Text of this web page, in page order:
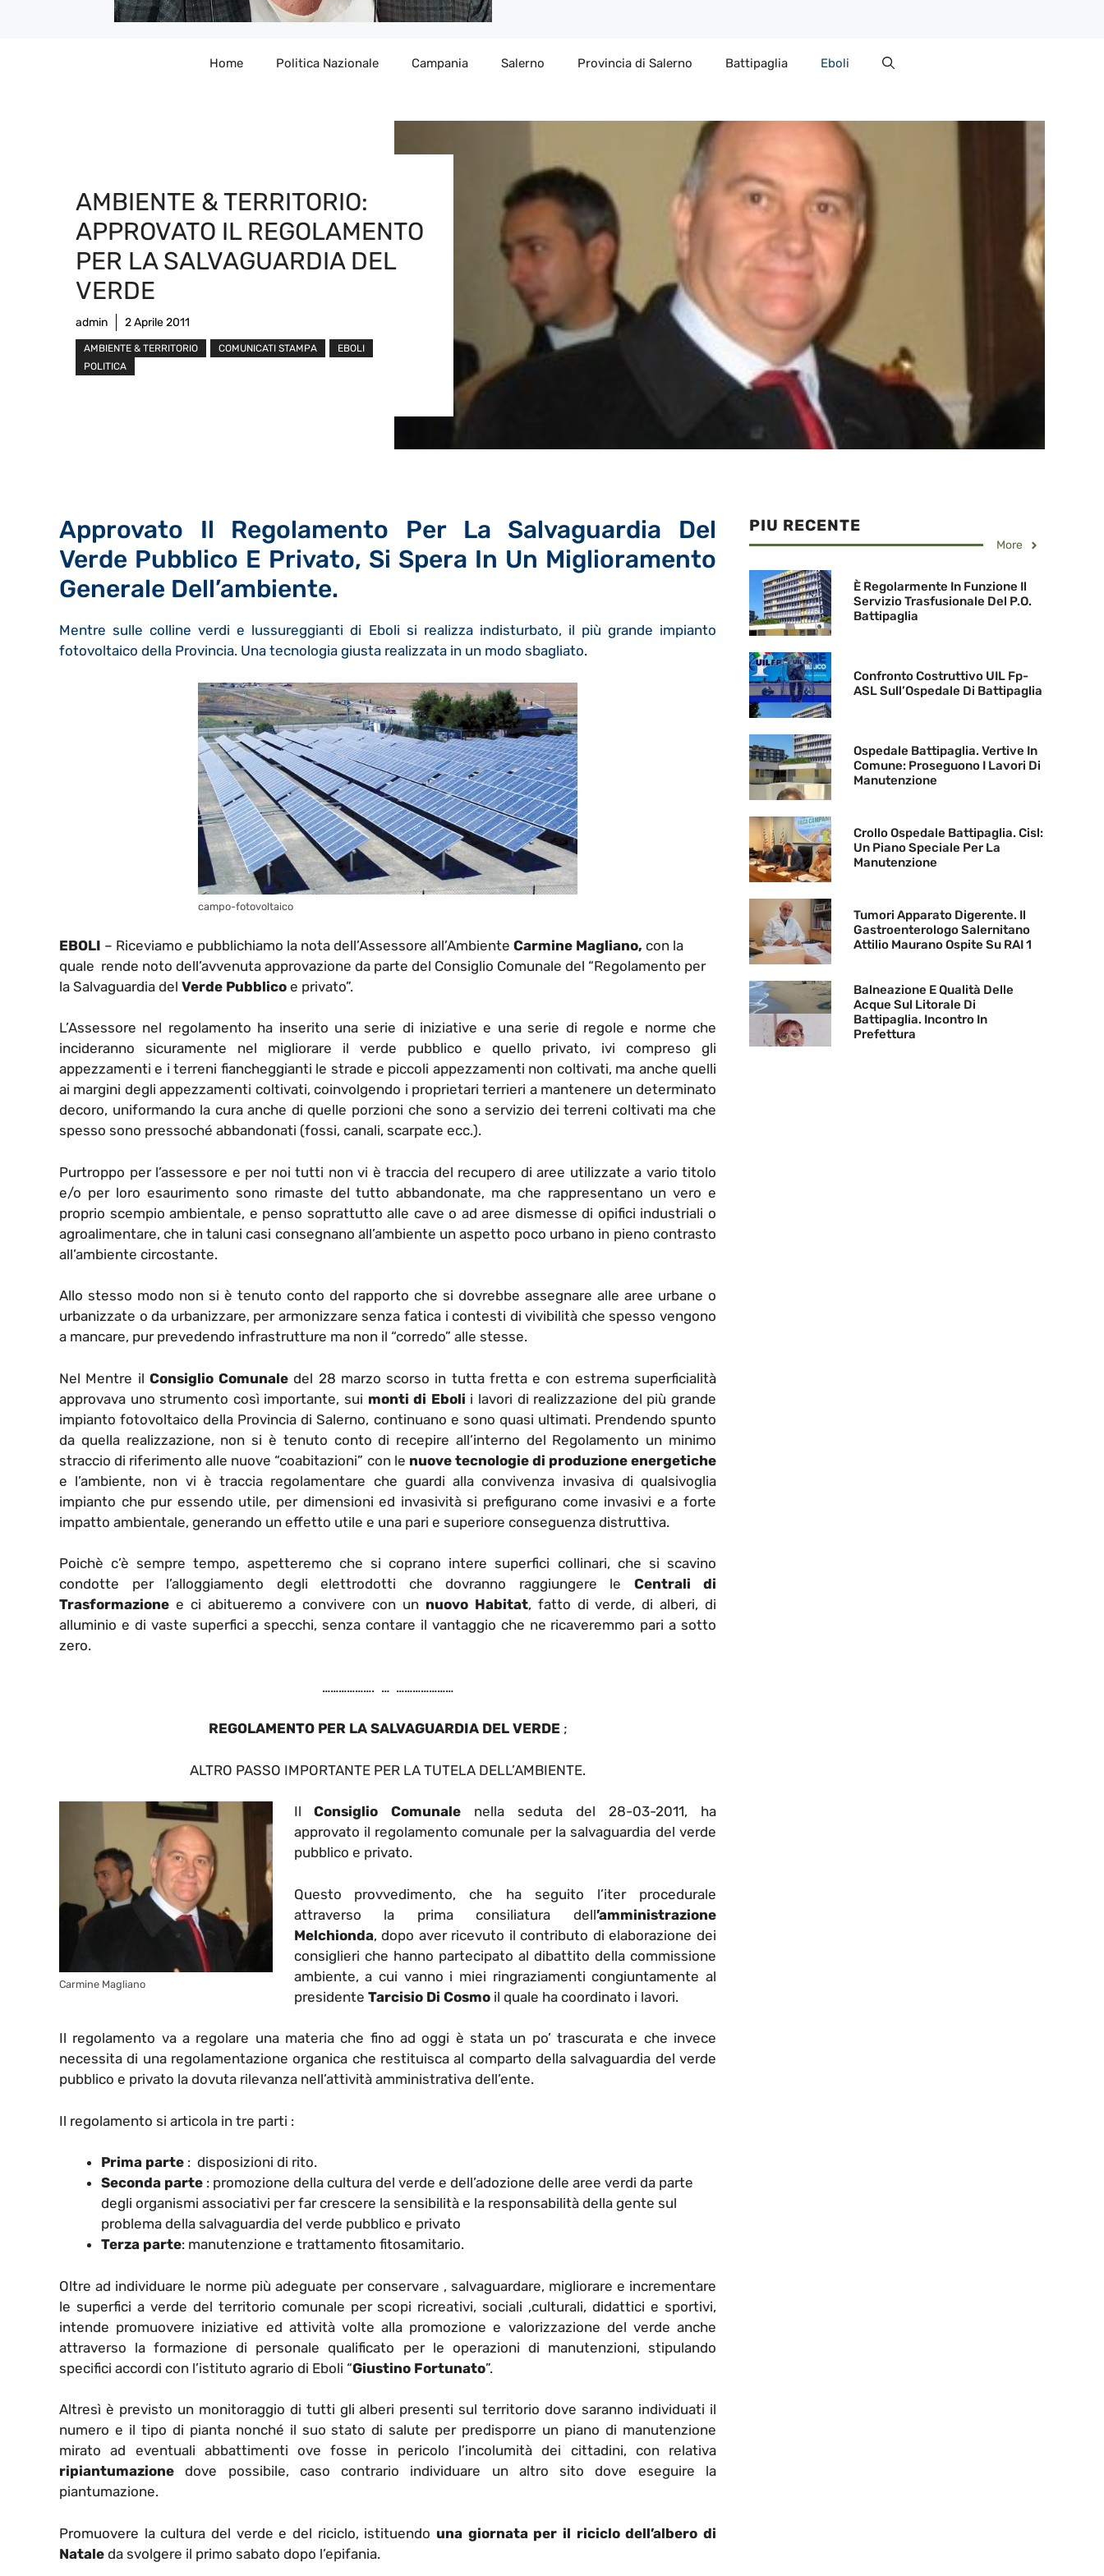
Home Politica Nazionale Campania Salerno Provincia di Salerno Battipaglia Eboli
AMBIENTE & TERRITORIO:
APPROVATO IL REGOLAMENTO
PER LA SALVAGUARDIA DEL
VERDE
admin 2 Aprile 2011
AMBIENTE & TERRITORIO COMUNICATI STAMPA
EBOLI
POLITICA
Approvato Il Regolamento Per La Salvaguardia Del
Verde Pubblico E Privato, Si Spera In Un Miglioramento
Generale Dell’ambiente.
Mentre sulle colline verdi e lussureggianti di Eboli si realizza indisturbato, il più grande impianto
fotovoltaico della Provincia. Una tecnologia giusta realizzata in un modo sbagliato.
campo-fotovoltaico
EBOLI – Riceviamo e pubblichiamo la nota dell’Assessore all’Ambiente Carmine Magliano, con la
quale rende noto dell’avvenuta approvazione da parte del Consiglio Comunale del “Regolamento per
la Salvaguardia del Verde Pubblico e privato”.
L’Assessore nel regolamento ha inserito una serie di iniziative e una serie di regole e norme che
incideranno sicuramente nel migliorare il verde pubblico e quello privato, ivi compreso gli
appezzamenti e i terreni fiancheggianti le strade e piccoli appezzamenti non coltivati, ma anche quelli
ai margini degli appezzamenti coltivati, coinvolgendo i proprietari terrieri a mantenere un determinato
decoro, uniformando la cura anche di quelle porzioni che sono a servizio dei terreni coltivati ma che
spesso sono pressoché abbandonati (fossi, canali, scarpate ecc.).
Purtroppo per l’assessore e per noi tutti non vi è traccia del recupero di aree utilizzate a vario titolo
e/o per loro esaurimento sono rimaste del tutto abbandonate, ma che rappresentano un vero e
proprio scempio ambientale, e penso soprattutto alle cave o ad aree dismesse di opifici industriali o
agroalimentare, che in taluni casi consegnano all’ambiente un aspetto poco urbano in pieno contrasto
all’ambiente circostante.
Allo stesso modo non si è tenuto conto del rapporto che si dovrebbe assegnare alle aree urbane o
urbanizzate o da urbanizzare, per armonizzare senza fatica i contesti di vivibilità che spesso vengono
a mancare, pur prevedendo infrastrutture ma non il “corredo” alle stesse.
Nel Mentre il Consiglio Comunale del 28 marzo scorso in tutta fretta e con estrema superficialità
approvava uno strumento così importante, sui monti di Eboli i lavori di realizzazione del più grande
impianto fotovoltaico della Provincia di Salerno, continuano e sono quasi ultimati. Prendendo spunto
da quella realizzazione, non si è tenuto conto di recepire all’interno del Regolamento un minimo
straccio di riferimento alle nuove “coabitazioni” con le nuove tecnologie di produzione energetiche
e l’ambiente, non vi è traccia regolamentare che guardi alla convivenza invasiva di qualsivoglia
impianto che pur essendo utile, per dimensioni ed invasività si prefigurano come invasivi e a forte
impatto ambientale, generando un effetto utile e una pari e superiore conseguenza distruttiva.
Poichè c’è sempre tempo, aspetteremo che si coprano intere superfici collinari, che si scavino
condotte per l’alloggiamento degli elettrodotti che dovranno raggiungere le Centrali di
Trasformazione e ci abitueremo a convivere con un nuovo Habitat, fatto di verde, di alberi, di
alluminio e di vaste superfici a specchi, senza contare il vantaggio che ne ricaveremmo pari a sotto
zero.
………………. … …………………
REGOLAMENTO PER LA SALVAGUARDIA DEL VERDE ;
ALTRO PASSO IMPORTANTE PER LA TUTELA DELL’AMBIENTE.
Carmine Magliano
IlConsiglio Comunale nella seduta del 28-03-2011, ha
approvato il regolamento comunale per la salvaguardia del verde
pubblico e privato.
Questo provvedimento, che ha seguito l’iter procedurale
attraverso la prima consiliatura dell’amministrazione
Melchionda, dopo aver ricevuto il contributo di elaborazione dei
consiglieri che hanno partecipato al dibattito della commissione
ambiente, a cui vanno i miei ringraziamenti congiuntamente al
presidente Tarcisio Di Cosmoil quale ha coordinato i lavori.
Il regolamento va a regolare una materia che fino ad oggi è stata un po’ trascurata e che invece
necessita di una regolamentazione organica che restituisca al comparto della salvaguardia del verde
pubblico e privato la dovuta rilevanza nell’attività amministrativa dell’ente.
Il regolamento si articola in tre parti :
Prima parte : disposizioni di rito.
Seconda parte : promozione della cultura del verde e dell’adozione delle aree verdi da parte
degli organismi associativi per far crescere la sensibilità e la responsabilità della gente sul
problema della salvaguardia del verde pubblico e privato
Terza parte: manutenzione e trattamento fitosamitario.
Oltre ad individuare le norme più adeguate per conservare , salvaguardare, migliorare e incrementare
le superfici a verde del territorio comunale per scopi ricreativi, sociali ,culturali, didattici e sportivi,
intende promuovere iniziative ed attività volte alla promozione e valorizzazione del verde anche
attraverso la formazione di personale qualificato per le operazioni di manutenzioni, stipulando
specifici accordi con l’istituto agrario di Eboli “Giustino Fortunato”.
Altresì è previsto un monitoraggio di tutti gli alberi presenti sul territorio dove saranno individuati il
numero e il tipo di pianta nonché il suo stato di salute per predisporre un piano di manutenzione
mirato ad eventuali abbattimenti ove fosse in pericolo l’incolumità dei cittadini, con relativa
ripiantumazione dove possibile, caso contrario individuare un altro sito dove eseguire la
piantumazione.
Promuovere la cultura del verde e del riciclo, istituendo una giornata per il riciclo dell’albero di
Natale da svolgere il primo sabato dopo l’epifania.
PIU RECENTE
More
È Regolarmente In Funzione Il
Servizio Trasfusionale Del P.O.
Battipaglia
Confronto Costruttivo UIL Fp-
ASL Sull’Ospedale Di Battipaglia
Ospedale Battipaglia. Vertive In
Comune: Proseguono I Lavori Di
Manutenzione
Crollo Ospedale Battipaglia. Cisl:
Un Piano Speciale Per La
Manutenzione
Tumori Apparato Digerente. Il
Gastroenterologo Salernitano
Attilio Maurano Ospite Su RAI 1
Balneazione E Qualità Delle
Acque Sul Litorale Di
Battipaglia. Incontro In
Prefettura